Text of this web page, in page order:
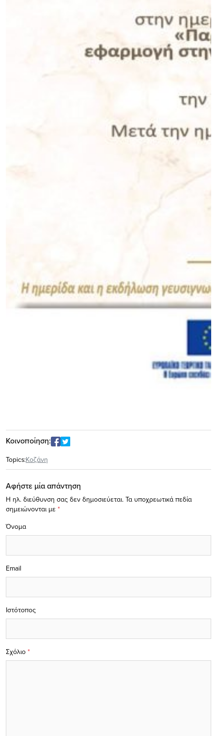
Κοινοποίηση:
Topics:Κοζάνη
Αφήστε μία απάντηση
Η ηλ. διεύθυνση σας δεν δημοσιεύεται. Τα υποχρεωτικά πεδία
σημειώνονται με *
Σχόλιο *
Όνομα
Email
Ιστότοπος